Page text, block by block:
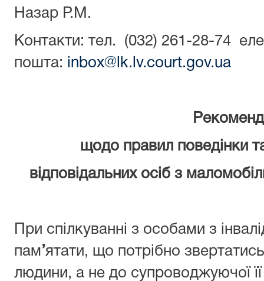
Назар Р.М.
Контакти: тел. (032) 261-28-74
пошта: inbox@lk.lv.court.gov.ua
щодо правил поведінки
відповідальних осіб з
При спілкуванні з особами з
пам’ятати, що потрібно
людини, а не до супроводжуючої